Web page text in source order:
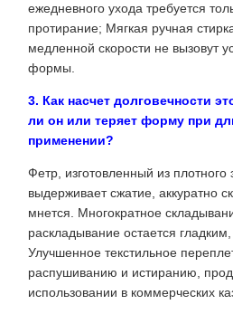
ежедневного ухода требуется
протирание; Мягкая ручная
медленной скорости не вызовут
формы.
3. Как насчет долговечности
ли он или теряет форму при
применении?
Фетр, изготовленный из плотного
выдерживает сжатие, аккуратно
мнется. Многократное
раскладывание остается
Улучшенное текстильное
распушиванию и истиранию,
использовании в коммерческих